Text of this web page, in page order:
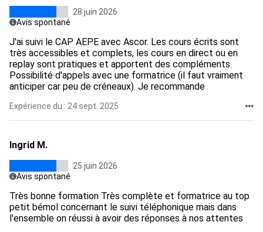
28 juin 2026
Avis spontané
J'ai suivi le CAP AEPE avec Ascor. Les cours écrits sont
très accessibles et complets, les cours en direct ou en
replay sont pratiques et apportent des compléments.
Possibilité d'appels avec une formatrice (il faut vraiment
anticiper car peu de créneaux). Je recommande
Expérience du : 24 sept. 2025
Ingrid M.
25 juin 2026
Avis spontané
Très bonne formation Très complète et formatrice au top
petit bémol concernant le suivi téléphonique mais dans
l'ensemble on réussi à avoir des réponses à nos attentes